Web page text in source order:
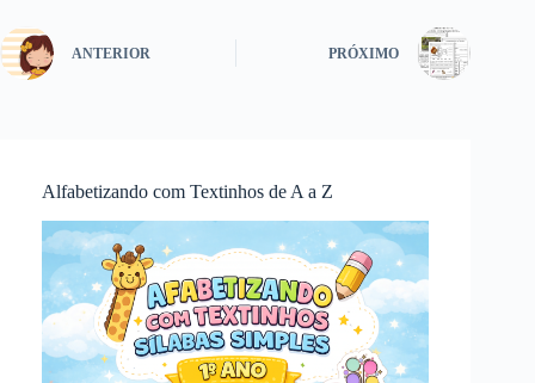
ANTERIOR PRÓXIMO
Alfabetizando com Textinhos de A a Z